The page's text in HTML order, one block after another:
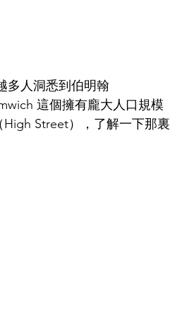
多人洞悉到伯明翰
這個擁有龐大人口規模
Street），了解一下那裏